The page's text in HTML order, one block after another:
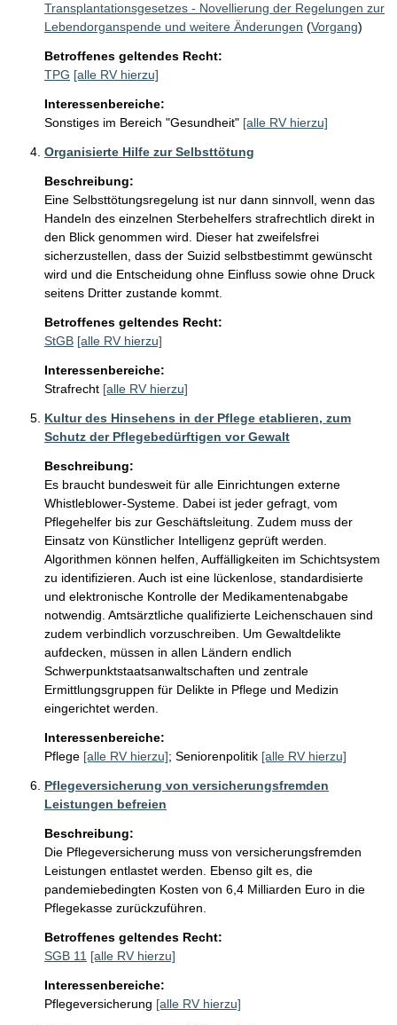
Transplantationsgesetzes - Novellierung der Regelungen zur
Lebendorganspende und weitere Änderungen (Vorgang)
Betroffenes geltendes Recht:
TPG [alle RV hierzu]
Interessenbereiche:
Sonstiges im Bereich "Gesundheit" [alle RV hierzu]
Organisierte Hilfe zur Selbsttötung
Beschreibung:
Eine Selbsttötungsregelung ist nur dann sinnvoll, wenn das
Handeln des einzelnen Sterbehelfers strafrechtlich direkt in
den Blick genommen wird. Dieser hat zweifelsfrei
sicherzustellen, dass der Suizid selbstbestimmt gewünscht
wird und die Entscheidung ohne Einfluss sowie ohne Druck
seitens Dritter zustande kommt.
Betroffenes geltendes Recht:
StGB [alle RV hierzu]
Interessenbereiche:
Strafrecht [alle RV hierzu]
Kultur des Hinsehens in der Pflege etablieren, zum
Schutz der Pflegebedürftigen vor Gewalt
Beschreibung:
Es braucht bundesweit für alle Einrichtungen externe
Whistleblower-Systeme. Dabei ist jeder gefragt, vom
Pflegehelfer bis zur Geschäftsleitung. Zudem muss der
Einsatz von Künstlicher Intelligenz geprüft werden.
Algorithmen können helfen, Auffälligkeiten im Schichtsystem
zu identifizieren. Auch ist eine lückenlose, standardisierte
und elektronische Kontrolle der Medikamentenabgabe
notwendig. Amtsärztliche qualifizierte Leichenschauen sind
zudem verbindlich vorzuschreiben. Um Gewaltdelikte
aufdecken, müssen in allen Ländern endlich
Schwerpunktstaatsanwaltschaften und zentrale
Ermittlungsgruppen für Delikte in Pflege und Medizin
eingerichtet werden.
Interessenbereiche:
Pflege [alle RV hierzu]; Seniorenpolitik [alle RV hierzu]
Pflegeversicherung von versicherungsfremden
Leistungen befreien
Beschreibung:
Die Pflegeversicherung muss von versicherungsfremden
Leistungen entlastet werden. Ebenso gilt es, die
pandemiebedingten Kosten von 6,4 Milliarden Euro in die
Pflegekasse zurückzuführen.
Betroffenes geltendes Recht:
SGB 11 [alle RV hierzu]
Interessenbereiche:
Pflegeversicherung [alle RV hierzu]